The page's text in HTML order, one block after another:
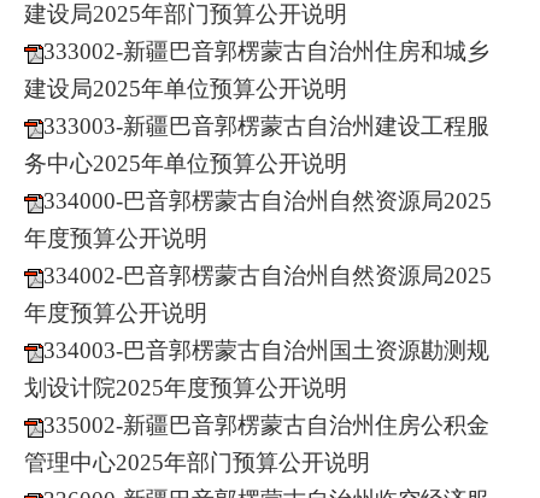
建设局2025年部门预算公开说明
333002-新疆巴音郭楞蒙古自治州住房和城乡
建设局2025年单位预算公开说明
333003-新疆巴音郭楞蒙古自治州建设工程服
务中心2025年单位预算公开说明
334000-巴音郭楞蒙古自治州自然资源局2025
年度预算公开说明
334002-巴音郭楞蒙古自治州自然资源局2025
年度预算公开说明
334003-巴音郭楞蒙古自治州国土资源勘测规
划设计院2025年度预算公开说明
335002-新疆巴音郭楞蒙古自治州住房公积金
管理中心2025年部门预算公开说明